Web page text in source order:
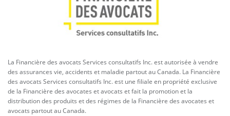
La Financière des avocats Services consultatifs Inc. est autorisée à vendre
des assurances vie, accidents et maladie partout au Canada. La Financière
des avocats Services consultatifs Inc. est une filiale en propriété exclusive
de la Financière des avocates et avocats et fait la promotion et la
distribution des produits et des régimes de la Financière des avocates et
avocats partout au Canada.